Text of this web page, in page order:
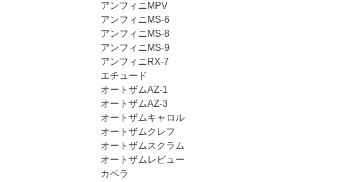
アンフィニMPV
アンフィニMS-6
アンフィニMS-8
アンフィニMS-9
アンフィニRX-7
エチュード
オートザムAZ-1
オートザムAZ-3
オートザムキャロル
オートザムクレフ
オートザムスクラム
オートザムレビュー
カペラ